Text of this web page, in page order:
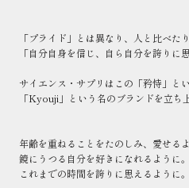
「プライド」とは異なり、人と比べたり
「自分自身を信じ、自ら自分を誇りに
サイエンス・サプリはこの「矜恃」と
「Kyouji」という名のブランドを立ち
年齢を重ねることをたのしみ、愛せるよ
鏡にうつる自分を好きになれるように。
これまでの時間を誇りに思えるように。